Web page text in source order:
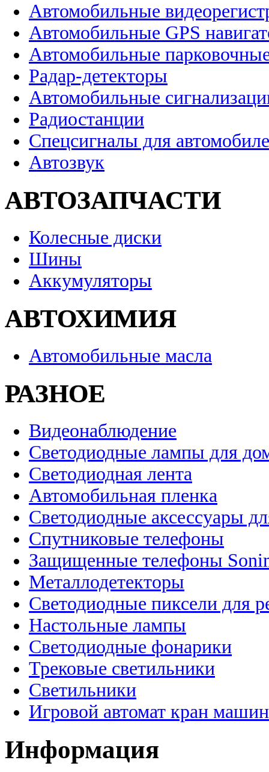
Автомобильные
Автомобильные GPS
Автомобильные
Радар-детекторы
Автомобильные
Радиостанции
Спецсигналы для
Автозвук
АВТОЗАПЧАСТИ
Колесные диски
Шины
Аккумуляторы
АВТОХИМИЯ
Автомобильные масла
РАЗНОЕ
Видеонаблюдение
Светодиодные лампы для
Светодиодная лента
Автомобильная пленка
Светодиодные аксессуары
Спутниковые телефоны
Защищенные телефоны
Металлодетекторы
Светодиодные пиксели для
Настольные лампы
Светодиодные фонарики
Трековые светильники
Светильники
Игровой автомат кран
Информация